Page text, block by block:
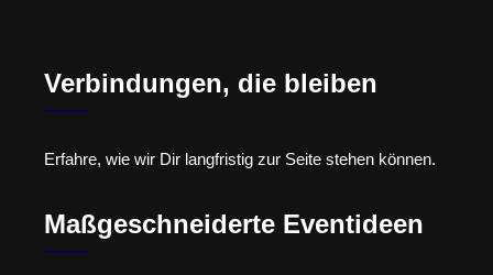
Verbindungen, die bleiben
Erfahre, wie wir Dir langfristig zur Seite stehen können.
Maßgeschneiderte Eventideen